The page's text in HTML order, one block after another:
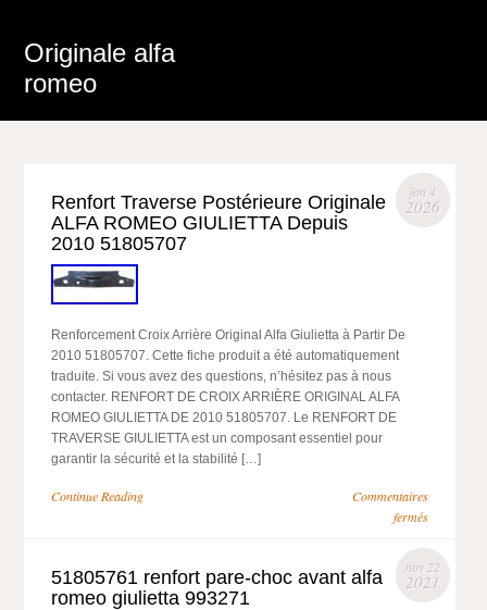
Originale alfa
romeo
jan 4
2026
Renfort Traverse Postérieure Originale
ALFA ROMEO GIULIETTA Depuis
2010 51805707
Renforcement Croix Arrière Original Alfa Giulietta à Partir De
2010 51805707. Cette fiche produit a été automatiquement
traduite. Si vous avez des questions, n’hésitez pas à nous
contacter. RENFORT DE CROIX ARRIÈRE ORIGINAL ALFA
ROMEO GIULIETTA DE 2010 51805707. Le RENFORT DE
TRAVERSE GIULIETTA est un composant essentiel pour
garantir la sécurité et la stabilité […]
Continue Reading
Commentaires
fermés
nov 22
2021
51805761 renfort pare-choc avant alfa
romeo giulietta 993271